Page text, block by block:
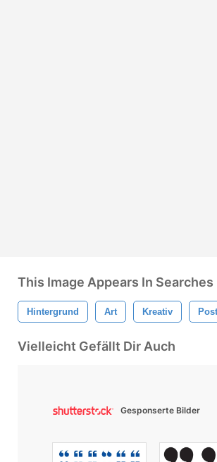
This Image Appears In Searches
Hintergrund Art Kreativ
Vielleicht Gefällt Dir Auch
Gesponserte Bilder